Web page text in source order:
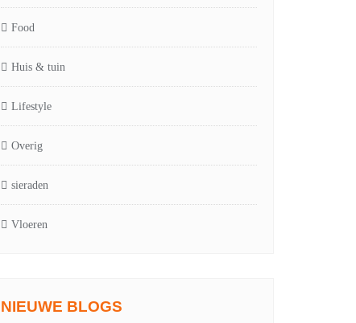
Food
Huis & tuin
Lifestyle
Overig
sieraden
Vloeren
NIEUWE BLOGS